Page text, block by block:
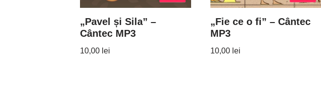
„Pavel și Sila” –
Cântec MP3
10,00 lei
„Fie ce o fi” – Cântec
MP3
10,00 lei